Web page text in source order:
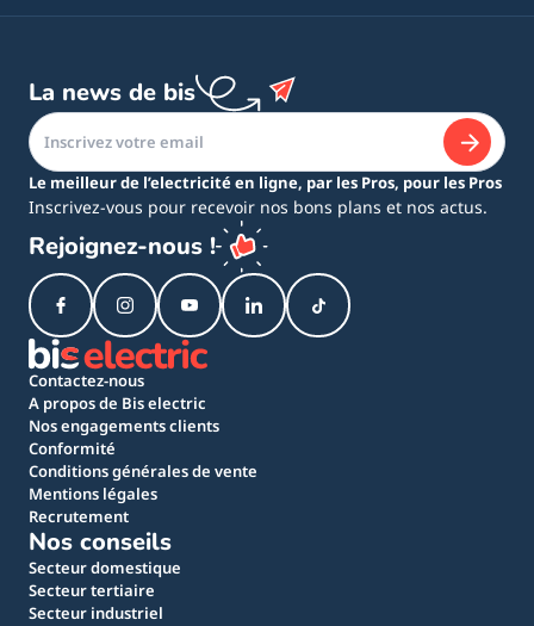
La news de bis
Le meilleur de l’electricité en ligne, par les Pros, pour les Pros
Inscrivez-vous pour recevoir nos bons plans et nos actus.
Rejoignez-nous !
Contactez-nous
A propos de Bis electric
Nos engagements clients
Conformité
Conditions générales de vente
Mentions légales
Recrutement
Nos conseils
Secteur domestique
Secteur tertiaire
Secteur industriel